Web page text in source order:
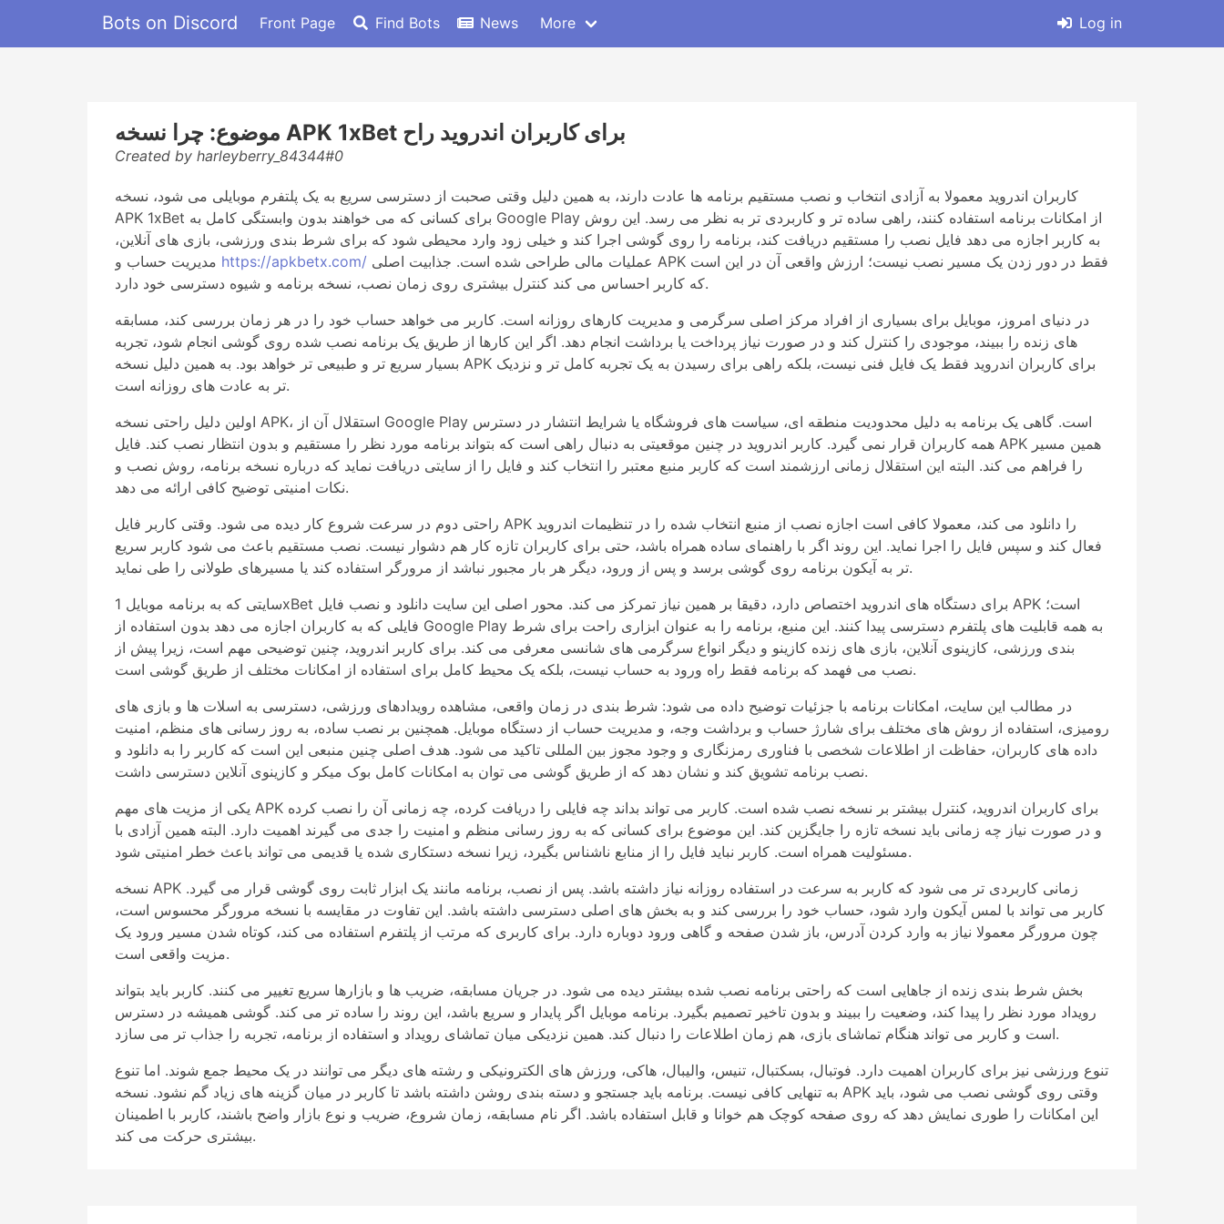
Bots on Discord Front Page Find Bots News More Log in
موضوع: چرا نسخه APK 1xBet برای کاربران اندروید راح
Created by harleyberry_84344#0
کاربران اندروید معمولا به آزادی انتخاب و نصب مستقیم برنامه ها عادت دارند، به همین دلیل وقتی صحبت از دسترسی سریع به یک پلتفرم موبایلی می شود، نسخه
APK 1xBet برای کسانی که می خواهند بدون وابستگی کامل به Google Play از امکانات برنامه استفاده کنند، راهی ساده تر و کاربردی تر به نظر می رسد. این روش
به کاربر اجازه می دهد فایل نصب را مستقیم دریافت کند، برنامه را روی گوشی اجرا کند و خیلی زود وارد محیطی شود که برای شرط بندی ورزشی، بازی های آنلاین،
https://apkbetx.com/
که کاربر احساس می کند کنترل بیشتری روی زمان نصب، نسخه برنامه و شیوه دسترسی خود دارد.
در دنیای امروز، موبایل برای بسیاری از افراد مرکز اصلی سرگرمی و مدیریت کارهای روزانه است. کاربر می خواهد حساب خود را در هر زمان بررسی کند، مسابقه
های زنده را ببیند، موجودی را کنترل کند و در صورت نیاز پرداخت یا برداشت انجام دهد. اگر این کارها از طریق یک برنامه نصب شده روی گوشی انجام شود، تجربه
بسیار سریع تر و طبیعی تر خواهد بود. به همین دلیل نسخه APK برای کاربران اندروید فقط یک فایل فنی نیست، بلکه راهی برای رسیدن به یک تجربه کامل تر و نزدیک
تر به عادت های روزانه است.
اولین دلیل راحتی نسخه APK، استقلال آن از Google Play است. گاهی یک برنامه به دلیل محدودیت منطقه ای، سیاست های فروشگاه یا شرایط انتشار در دسترس
همه کاربران قرار نمی گیرد. کاربر اندروید در چنین موقعیتی به دنبال راهی است که بتواند برنامه مورد نظر را مستقیم و بدون انتظار نصب کند. فایل APK همین مسیر
را فراهم می کند. البته این استقلال زمانی ارزشمند است که کاربر منبع معتبر را انتخاب کند و فایل را از سایتی دریافت نماید که درباره نسخه برنامه، روش نصب و
نکات امنیتی توضیح کافی ارائه می دهد.
راحتی دوم در سرعت شروع کار دیده می شود. وقتی کاربر فایل APK را دانلود می کند، معمولا کافی است اجازه نصب از منبع انتخاب شده را در تنظیمات اندروید
فعال کند و سپس فایل را اجرا نماید. این روند اگر با راهنمای ساده همراه باشد، حتی برای کاربران تازه کار هم دشوار نیست. نصب مستقیم باعث می شود کاربر سریع
تر به آیکون برنامه روی گوشی برسد و پس از ورود، دیگر هر بار مجبور نباشد از مرورگر استفاده کند یا مسیرهای طولانی را طی نماید.
سایتی که به برنامه موبایل 1xBet برای دستگاه های اندروید اختصاص دارد، دقیقا بر همین نیاز تمرکز می کند. محور اصلی این سایت دانلود و نصب فایل APK است؛
فایلی که به کاربران اجازه می دهد بدون استفاده از Google Play به همه قابلیت های پلتفرم دسترسی پیدا کنند. این منبع، برنامه را به عنوان ابزاری راحت برای شرط
بندی ورزشی، کازینوی آنلاین، بازی های زنده کازینو و دیگر انواع سرگرمی های شانسی معرفی می کند. برای کاربر اندروید، چنین توضیحی مهم است، زیرا پیش از
نصب می فهمد که برنامه فقط راه ورود به حساب نیست، بلکه یک محیط کامل برای استفاده از امکانات مختلف از طریق گوشی است.
در مطالب این سایت، امکانات برنامه با جزئیات توضیح داده می شود: شرط بندی در زمان واقعی، مشاهده رویدادهای ورزشی، دسترسی به اسلات ها و بازی های
رومیزی، استفاده از روش های مختلف برای شارژ حساب و برداشت وجه، و مدیریت حساب از دستگاه موبایل. همچنین بر نصب ساده، به روز رسانی های منظم، امنیت
داده های کاربران، حفاظت از اطلاعات شخصی با فناوری رمزنگاری و وجود مجوز بین المللی تاکید می شود. هدف اصلی چنین منبعی این است که کاربر را به دانلود و
نصب برنامه تشویق کند و نشان دهد که از طریق گوشی می توان به امکانات کامل بوک میکر و کازینوی آنلاین دسترسی داشت.
یکی از مزیت های مهم APK برای کاربران اندروید، کنترل بیشتر بر نسخه نصب شده است. کاربر می تواند بداند چه فایلی را دریافت کرده، چه زمانی آن را نصب کرده
و در صورت نیاز چه زمانی باید نسخه تازه را جایگزین کند. این موضوع برای کسانی که به روز رسانی منظم و امنیت را جدی می گیرند اهمیت دارد. البته همین آزادی با
مسئولیت همراه است. کاربر نباید فایل را از منابع ناشناس بگیرد، زیرا نسخه دستکاری شده یا قدیمی می تواند باعث خطر امنیتی شود.
نسخه APK زمانی کاربردی تر می شود که کاربر به سرعت در استفاده روزانه نیاز داشته باشد. پس از نصب، برنامه مانند یک ابزار ثابت روی گوشی قرار می گیرد.
کاربر می تواند با لمس آیکون وارد شود، حساب خود را بررسی کند و به بخش های اصلی دسترسی داشته باشد. این تفاوت در مقایسه با نسخه مرورگر محسوس است،
چون مرورگر معمولا نیاز به وارد کردن آدرس، باز شدن صفحه و گاهی ورود دوباره دارد. برای کاربری که مرتب از پلتفرم استفاده می کند، کوتاه شدن مسیر ورود یک
مزیت واقعی است.
بخش شرط بندی زنده از جاهایی است که راحتی برنامه نصب شده بیشتر دیده می شود. در جریان مسابقه، ضریب ها و بازارها سریع تغییر می کنند. کاربر باید بتواند
رویداد مورد نظر را پیدا کند، وضعیت را ببیند و بدون تاخیر تصمیم بگیرد. برنامه موبایل اگر پایدار و سریع باشد، این روند را ساده تر می کند. گوشی همیشه در دسترس
است و کاربر می تواند هنگام تماشای بازی، هم زمان اطلاعات را دنبال کند. همین نزدیکی میان تماشای رویداد و استفاده از برنامه، تجربه را جذاب تر می سازد.
تنوع ورزشی نیز برای کاربران اهمیت دارد. فوتبال، بسکتبال، تنیس، والیبال، هاکی، ورزش های الکترونیکی و رشته های دیگر می توانند در یک محیط جمع شوند. اما تنوع
به تنهایی کافی نیست. برنامه باید جستجو و دسته بندی روشن داشته باشد تا کاربر در میان گزینه های زیاد گم نشود. نسخه APK وقتی روی گوشی نصب می شود، باید
این امکانات را طوری نمایش دهد که روی صفحه کوچک هم خوانا و قابل استفاده باشد. اگر نام مسابقه، زمان شروع، ضریب و نوع بازار واضح باشند، کاربر با اطمینان
بیشتری حرکت می کند.